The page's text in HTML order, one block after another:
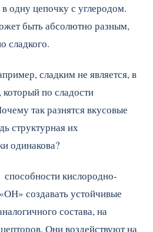
одну цепочку с углеродом.
быть абсолютно разным,
сладкого.
сладким не является, в
который по сладости
так разнятся вкусовые
структурная их
одинакова?
способности кислородно-
создавать устойчивые
состава, на
Они воздействуют на